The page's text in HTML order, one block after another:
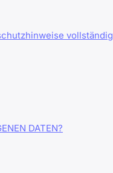
vollständig
DATEN?